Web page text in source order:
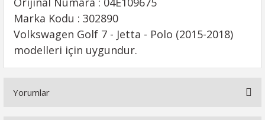
Marka Kodu : 302890
Volkswagen Golf 7 - Jetta - Polo (2015-2018)
modelleri için uygundur.
Yorumlar